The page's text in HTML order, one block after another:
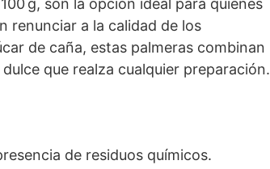
g, son la opción ideal para quienes
renunciar a la calidad de los
de caña, estas palmeras combinan
que realza cualquier preparación.
de residuos químicos.